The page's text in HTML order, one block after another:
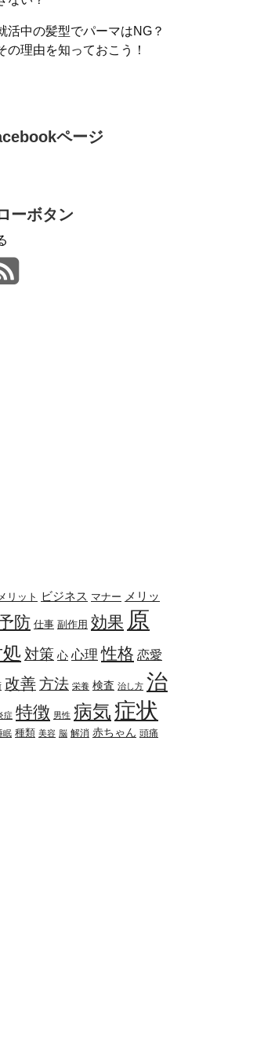
活中の髪型でパーマはNG？
の理由を知っておこう！
ページ
ーボタン
リット ビジネス マナー メリッ
防 仕事 副作用 効果 原
対策 心 心理 性格 恋愛
改善方法 栄養 検査 治し方 治
症 特徴 男性 病気症状
眠 種類 美容 脳 解消 赤ちゃん 頭痛